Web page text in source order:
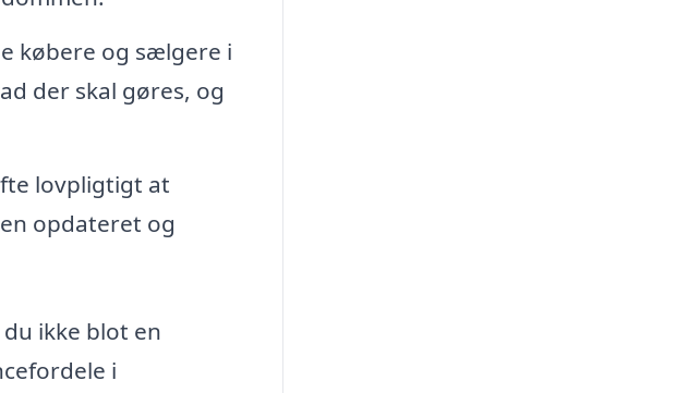
købere og sælgere i
der skal gøres, og
lovpligtigt at
opdateret og
ikke blot en
i